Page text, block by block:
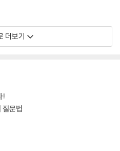
때 가장 비효율적인 질문 중 하나가
운 시기에 가장 절실히 물어야 하
거를 돌아보며, 종종 문제를 가해자
. 하지만 “왜”의 훨씬 더 큰 문제는
와 무관하다고 할 방법을 찾게 된다.
없을 것이며, 나는 협상에서도
더보기
!
질문법